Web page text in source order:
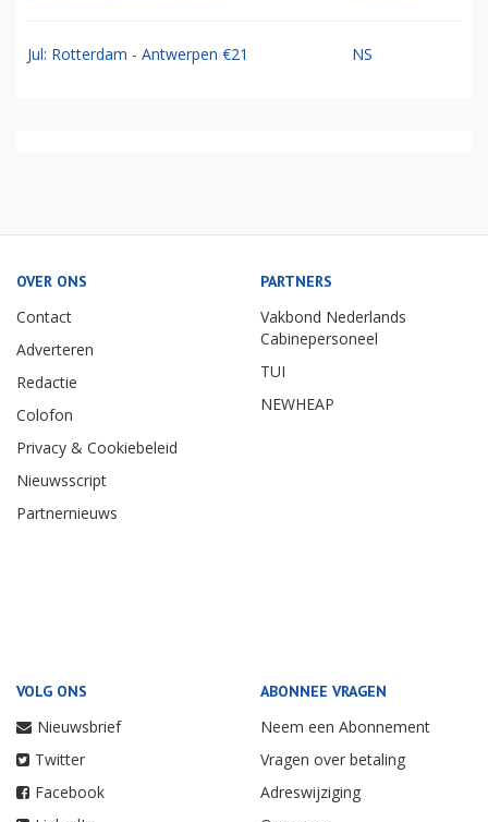
Jul: Rotterdam - Antwerpen €21 NS
OVER ONS
Contact
Adverteren
Redactie
Colofon
Privacy & Cookiebeleid
Nieuwsscript
Partnernieuws
PARTNERS
Vakbond Nederlands
Cabinepersoneel
TUI
NEWHEAP
VOLG ONS
Nieuwsbrief
Twitter
Facebook
ABONNEE VRAGEN
Neem een Abonnement
Vragen over betaling
Adreswijziging